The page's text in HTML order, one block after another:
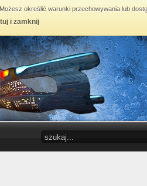
. Możesz określić warunki przechowywania lub
i zamknij